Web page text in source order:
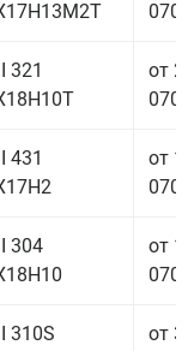
321
от
431
от
304
от
310S
от